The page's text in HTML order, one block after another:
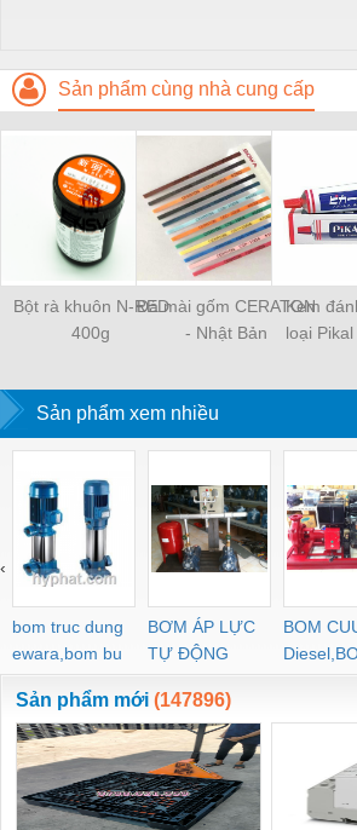
Sản phẩm cùng nhà cung cấp
Bột rà khuôn N-RED
400g
Đá mài gốm CERATON
- Nhật Bản
Kem
loại
Sản phẩm xem nhiều
bom truc dung
ewara,bom bu
ewara
BƠM ÁP LỰC
TỰ ĐỘNG
BOM
CHUA
‹
Sản phẩm mới (147896)